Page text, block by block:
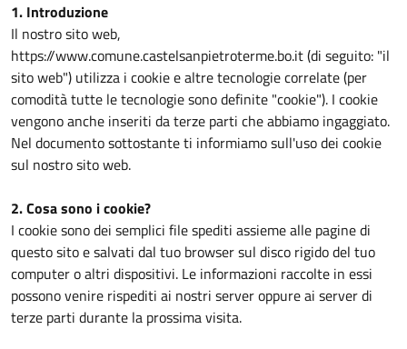
1. Introduzione
Il nostro sito web,
https://www.comune.castelsanpietroterme.bo.it (di seguito: "il
sito web") utilizza i cookie e altre tecnologie correlate (per
comodità tutte le tecnologie sono definite "cookie"). I cookie
vengono anche inseriti da terze parti che abbiamo ingaggiato.
Nel documento sottostante ti informiamo sull'uso dei cookie
sul nostro sito web.
2. Cosa sono i cookie?
I cookie sono dei semplici file spediti assieme alle pagine di
questo sito e salvati dal tuo browser sul disco rigido del tuo
computer o altri dispositivi. Le informazioni raccolte in essi
possono venire rispediti ai nostri server oppure ai server di
terze parti durante la prossima visita.